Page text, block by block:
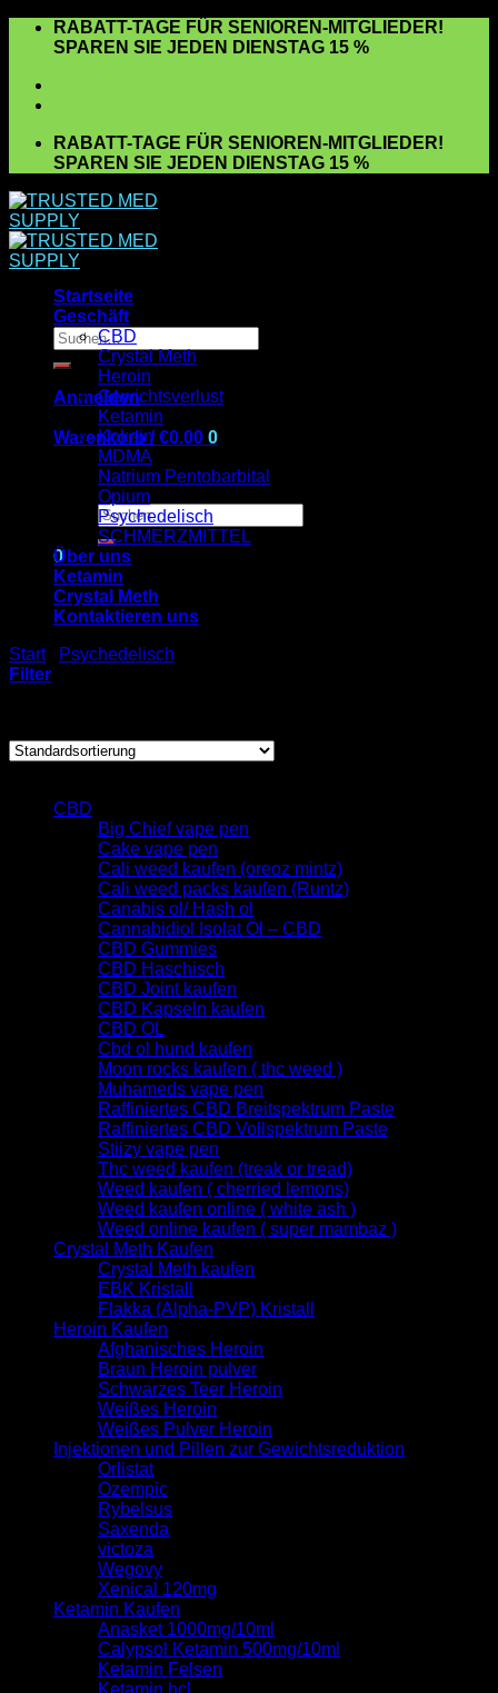
Zum
RABATT-TAGE FÜR SENIOREN-MITGLIEDER!
SPAREN SIE JEDEN DIENSTAG 15 %
RABATT-TAGE FÜR SENIOREN-MITGLIEDER!
SPAREN SIE JEDEN DIENSTAG 15 %
Suchen
nach:
Anmelden
Warenkorb /€0.00 0
Es befinden sich keine Produkte im Warenkorb.
Suchen
nach:
0
Warenkorb
Es befinden sich keine Produkte im Warenkorb.
Startseite
Geschäft
CBD
Crystal Meth
Heroin
Gewichtsverlust
Ketamin
Kokain
MDMA
Natrium Pentobarbital
Opium
Psychedelisch
SCHMERZMITTEL
Über uns
Ketamin
Crystal Meth
Kontaktieren uns
Start
Psychedelisch
Filter
CBD
Big Chief vape pen
Cake vape pen
Cali weed kaufen (oreoz mintz)
Cali weed packs kaufen (Runtz)
Canabis ol/ Hash ol
Cannabidiol Isolat Öl – CBD
CBD Gummies
CBD Haschisch
CBD Joint kaufen
CBD Kapseln kaufen
CBD OL
Cbd ol hund kaufen
Moon rocks kaufen ( thc weed )
Muhameds vape pen
Raffiniertes CBD Breitspektrum Paste
Raffiniertes CBD Vollspektrum Paste
Stiizy vape pen
Thc weed kaufen (treak or tread)
Weed kaufen ( cherried lemons)
Weed kaufen online ( white ash )
Weed online kaufen ( super mambaz )
Crystal Meth Kaufen
Crystal Meth kaufen
EBK Kristall
Flakka (Alpha-PVP) Kristall
Heroin Kaufen
Afghanisches Heroin
Braun Heroin pulver
Schwarzes Teer Heroin
Weißes Heroin
Weißes Pulver Heroin
Injektionen und Pillen zur Gewichtsreduktion
Orlistat
Ozempic
Rybelsus
Saxenda
victoza
Wegovy
Xenical 120mg
Ketamin Kaufen
Anasket 1000mg/10ml
Calypsol Ketamin 500mg/10ml
Ketamin Felsen
Ketamin hcl